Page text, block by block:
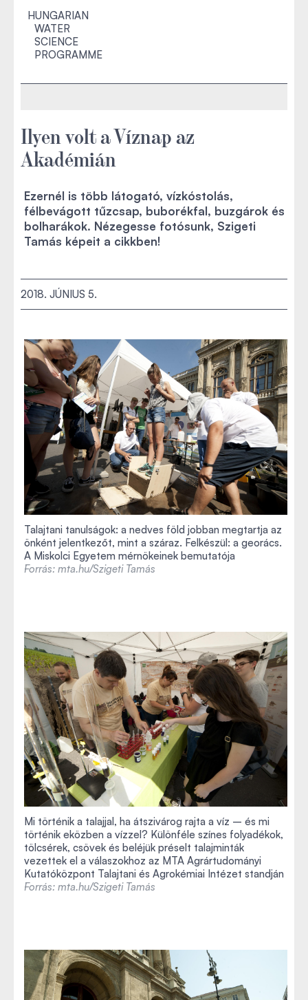
HUNGARIAN
WATER
SCIENCE
PROGRAMME
Ilyen volt a Víznap az
Akadémián
Ezernél is több látogató, vízkóstolás,
félbevágott tűzcsap, buborékfal, buzgárok és
bolharákok. Nézegesse fotósunk, Szigeti
Tamás képeit a cikkben!
2018. JÚNIUS 5.
Talajtani tanulságok: a nedves föld jobban megtartja az
önként jelentkezőt, mint a száraz. Felkészül: a georács.
A Miskolci Egyetem mérnökeinek bemutatója
Forrás: mta.hu/Szigeti Tamás
Mi történik a talajjal, ha átszivárog rajta a víz – és mi
történik eközben a vízzel? Különféle színes folyadékok,
tölcsérek, csövek és beléjük préselt talajminták
vezettek el a válaszokhoz az MTA Agrártudományi
Kutatóközpont Talajtani és Agrokémiai Intézet standján
Forrás: mta.hu/Szigeti Tamás